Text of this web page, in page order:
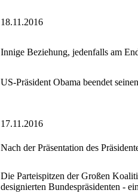
18.11.2016
Innige Beziehung, jedenfalls am
US-Präsident Obama beendet
17.11.2016
Nach der Präsentation des
Die Parteispitzen der Großen
designierten Bundespräsidenten -